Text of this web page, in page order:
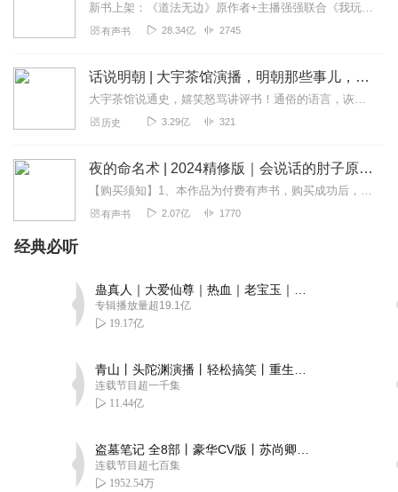
新书上架：《道法无边》原作者+主播强强联合《我玩凶宅的那些年》上线啦！限时免费！速速点击！内容简介我是一个东北山村的穷小子，二十世纪初，为了出人头地，我加入了一...
有声书 28.34亿 2745
话说明朝 | 大宇茶馆演播，明朝那些事儿，嬉笑怒骂说明朝
大宇茶馆说通史，嬉笑怒骂讲评书！通俗的语言，诙谐的讲述，正史野史杂文稗史，正说反说不随便说，你敢听就来。大宇话说系列第五部，话说明朝！本节目改编自当年明月著作《...
历史 3.29亿 321
夜的命名术 | 2024精修版｜会说话的肘子原著 | 起点年榜top1｜超豪华制作｜司徒领衔多人有声剧
【购买须知】1、本作品为付费有声书，购买成功后，即可收听。2、版权归原作者所有，严禁翻录成任何形式，严禁在任何第三方平台传播，违者将追究其法律责任。3、如在充值...
有声书 2.07亿 1770
经典必听
专辑播放量超19.1亿
19.17亿
连载节目超一千集
11.44亿
连载节目超七百集
1952.54万